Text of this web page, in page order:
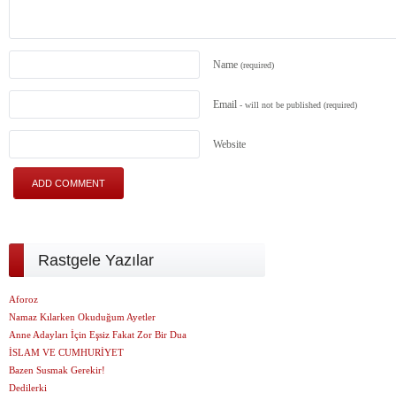
Name (required)
Email - will not be published (required)
Website
Rastgele Yazılar
Aforoz
Namaz Kılarken Okuduğum Ayetler
Anne Adayları İçin Eşsiz Fakat Zor Bir Dua
İSLAM VE CUMHURİYET
Bazen Susmak Gerekir!
Dedilerki